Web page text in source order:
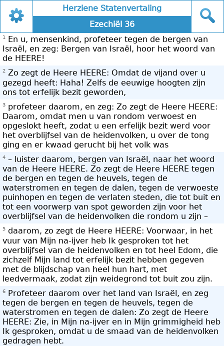
1
En u, mensenkind, profeteer tegen de bergen van
Israël, en zeg: Bergen van Israël, hoor het woord van
de HEERE!
2 Zo zegt de Heere HEERE: Omdat de vijand over u
gezegd heeft: Haha! Zelfs de eeuwige hoogten zijn
ons tot erfelijk bezit geworden,
3 profeteer daarom, en zeg: Zo zegt de Heere HEERE:
Daarom, omdat men u van rondom verwoest en
opgeslokt heeft, zodat u een erfelijk bezit werd voor
het overblijfsel van de heidenvolken, u over de tong
ging en er kwaad gerucht bij het volk was
4 – luister daarom, bergen van Israël, naar het woord
van de Heere HEERE. Zo zegt de Heere HEERE tegen
de bergen en tegen de heuvels, tegen de
waterstromen en tegen de dalen, tegen de verwoeste
puinhopen en tegen de verlaten steden, die tot buit en
tot een voorwerp van spot geworden zijn voor het
overblijfsel van de heidenvolken die rondom u zijn –
5 daarom, zo zegt de Heere HEERE: Voorwaar, in het
vuur van Mijn na-ijver heb Ik gesproken tot het
overblijfsel van de heidenvolken en tot heel Edom, die
zichzelf Mijn land tot erfelijk bezit hebben gegeven
met de blijdschap van heel hun hart, met
leedvermaak, zodat zijn weidegrond tot buit zou zijn.
6 Profeteer daarom over het land van Israël, en zeg
tegen de bergen en tegen de heuvels, tegen de
waterstromen en tegen de dalen: Zo zegt de Heere
HEERE: Zie, in Mijn na-ijver en in Mijn grimmigheid heb
Ik gesproken, omdat u de smaad van de heidenvolken
gedragen hebt.
Herziene Statenvertaling
Ezechiël 36